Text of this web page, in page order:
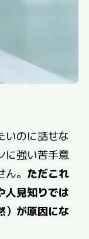
いのに話せな
に強い苦手意
。 ただこれ
人見知りでは
）が原因にな